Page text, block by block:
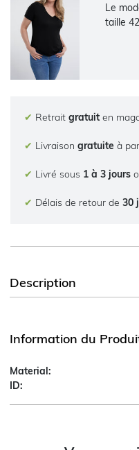
Le
taille
✔ Retrait gratuit en
✔ Livraison gratuite à
✔ Livré sous 1 à 3 jours
✔ Délais de retour de 30
Description
Information du
Material:
ID: